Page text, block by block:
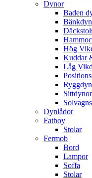
Dynor
Baden
Hög
Kuddar
Låg
Sittdynor
Dynlådor
Fatboy
Stolar
Fermob
Bord
Lampor
Soffa
Stolar